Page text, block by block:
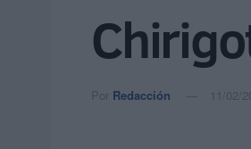
Por Redacción 11/02/